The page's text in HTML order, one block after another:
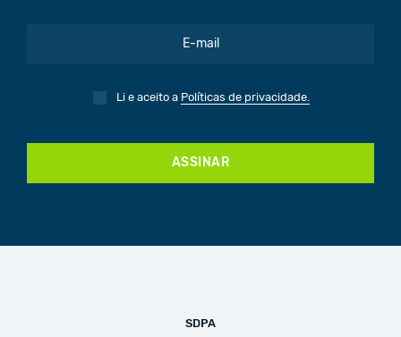
Li e aceito a Políticas de privacidade.
ASSINAR
SDPA